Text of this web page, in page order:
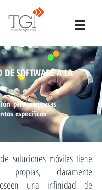
DE SOFTWARE A LA
para empresas
específicos
soluciones móviles tiene
propias, claramente
una infinidad de